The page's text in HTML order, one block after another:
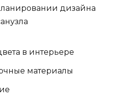
дизайна
в интерьере
материалы